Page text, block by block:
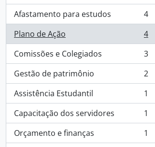
Afastamento para estudos
, 4 results
4
Plano de Ação
, 4 results
4
Comissões e Colegiados
, 3 results
3
Gestão de patrimônio
, 2 results
2
Assistência Estudantil
, 1 results
1
Capacitação dos servidores
, 1 results
1
Orçamento e finanças
, 1 results
1